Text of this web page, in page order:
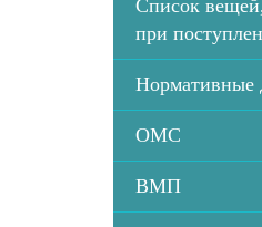
Список
при
Нормативные
ОМС
ВМП